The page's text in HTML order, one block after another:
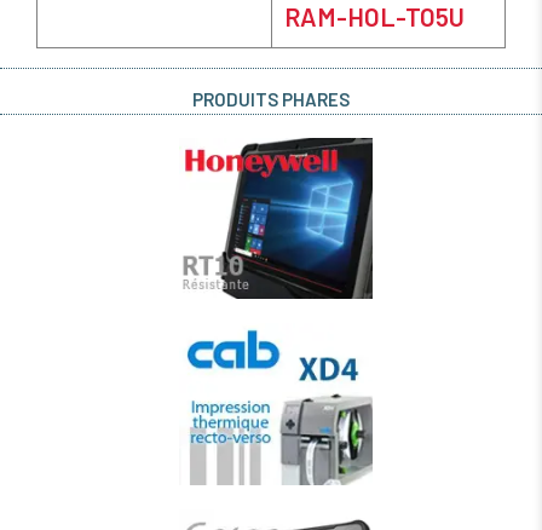
RAM-HOL-TO5U
PRODUITS PHARES